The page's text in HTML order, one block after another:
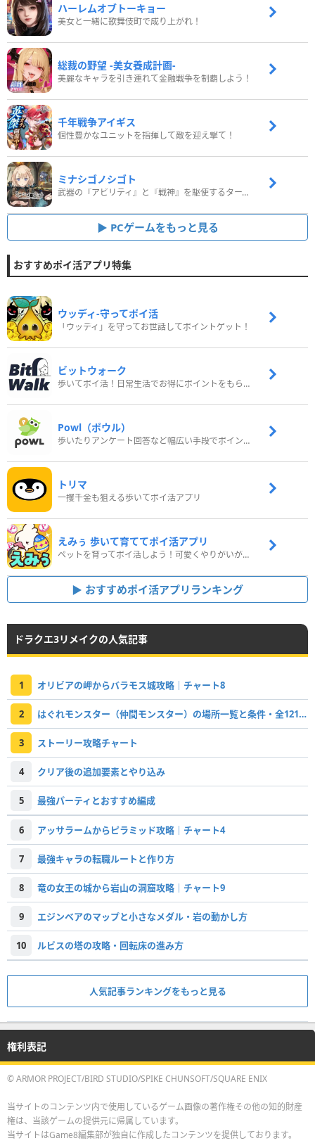
ハーレムオブトーキョー
美女と一緒に歌舞伎町で成り上がれ！
総裁の野望 -美女養成計画-
美麗なキャラを引き連れて金融戦争を制覇しよう！
千年戦争アイギス
個性豊かなユニットを指揮して敵を迎え撃て！
ミナシゴノシゴト
武器の『アビリティ』と『戦神』を駆使するターン制コマンドバトルRPG！
PCゲームをもっと見る
おすすめポイ活アプリ特集
ウッディ‐守ってポイ活
「ウッディ」を守ってお世話してポイントゲット！
ビットウォーク
歩いてポイ活！日常生活でお得にポイントをもらおう
Powl（ポウル）
歩いたりアンケート回答など幅広い手段でポイントをゲット
トリマ
一攫千金も狙える歩いてポイ活アプリ
えみぅ 歩いて育ててポイ活アプリ
ペットを育ってポイ活しよう！可愛くやりがいがある新感覚アプリ
おすすめポイ活アプリランキング
ドラクエ3リメイクの人気記事
1 オリビアの岬からバラモス城攻略｜チャート8
2 はぐれモンスター（仲間モンスター）の場所一覧と条件・全121体掲載
3 ストーリー攻略チャート
4 クリア後の追加要素とやり込み
5 最強パーティとおすすめ編成
6 アッサラームからピラミッド攻略｜チャート4
7 最強キャラの転職ルートと作り方
8 竜の女王の城から岩山の洞窟攻略｜チャート9
9 エジンベアのマップと小さなメダル・岩の動かし方
10 ルビスの塔の攻略・回転床の進み方
人気記事ランキングをもっと見る
権利表記
© ARMOR PROJECT/BIRD STUDIO/SPIKE CHUNSOFT/SQUARE ENIX
当サイトのコンテンツ内で使用しているゲーム画像の著作権その他の知的財産
権は、当該ゲームの提供元に帰属しています。
当サイトはGame8編集部が独自に作成したコンテンツを提供しております。